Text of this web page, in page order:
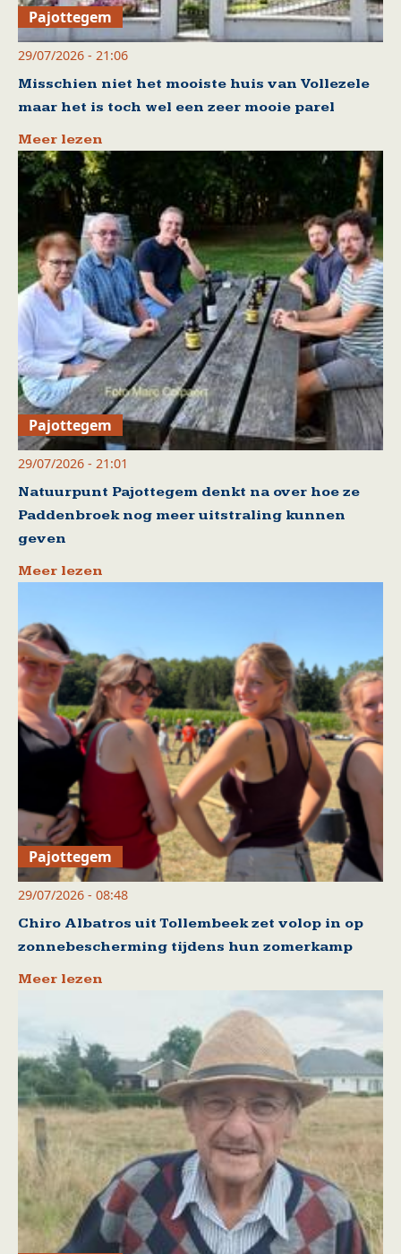
Pajottegem
29/07/2026 - 21:06
Misschien niet het mooiste huis van Vollezele
maar het is toch wel een zeer mooie parel
Meer lezen
Pajottegem
29/07/2026 - 21:01
Natuurpunt Pajottegem denkt na over hoe ze
Paddenbroek nog meer uitstraling kunnen
geven
Meer lezen
Pajottegem
29/07/2026 - 08:48
Chiro Albatros uit Tollembeek zet volop in op
zonnebescherming tijdens hun zomerkamp
Meer lezen